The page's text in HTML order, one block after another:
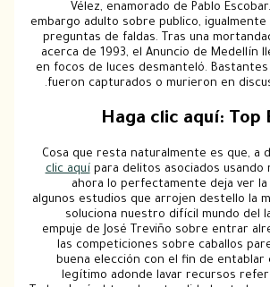
Vélez, enamorado de
embargo adulto sobre
preguntas de faldas. Tras
acerca de 1993, el
en focos de luces
fueron capturados o
Haga clic
Cosa que resta
clic aquí para delitos
ahora lo
algunos estudios que
soluciona nuestro
empuje de José Treviño
las competiciones
buena elección con el
legítimo adonde lavar